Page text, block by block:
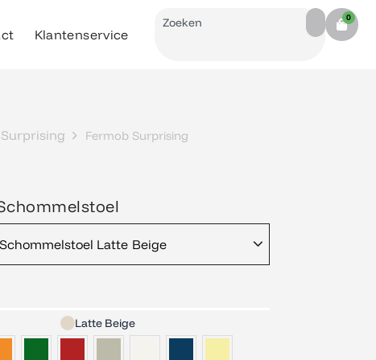
Klantenservice
Search 0
Cart
Fermob Surprising
Latte Beige
Latte Beige